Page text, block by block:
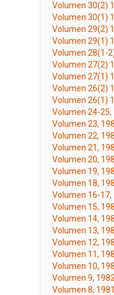
Volumen 30(2)
Volumen 30(1)
Volumen 29(2)
Volumen 29(1)
Volumen 28(1-
Volumen 27(2)
Volumen 27(1)
Volumen 26(2)
Volumen 26(1)
Volumen 24-25,
Volumen 23,
Volumen 22,
Volumen 21,
Volumen 20,
Volumen 19,
Volumen 18,
Volumen 16-17,
Volumen 15,
Volumen 14,
Volumen 13,
Volumen 12,
Volumen 11,
Volumen 10,
Volumen 9, 1982
Volumen 8, 1981